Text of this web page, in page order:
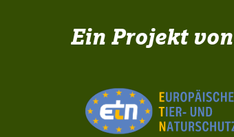
Ein Projekt